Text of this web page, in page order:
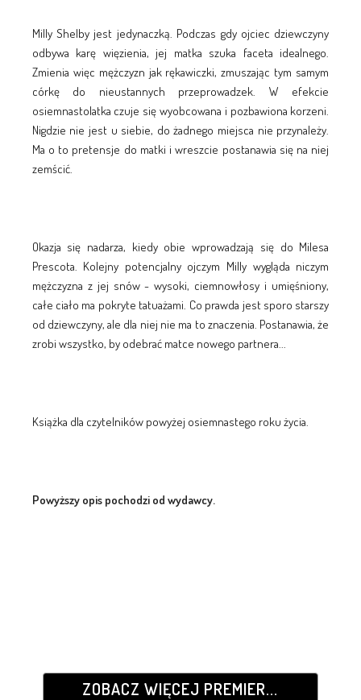
Milly Shelby jest jedynaczką. Podczas gdy ojciec dziewczyny
odbywa karę więzienia, jej matka szuka faceta idealnego.
Zmienia więc mężczyzn jak rękawiczki, zmuszając tym samym
córkę do nieustannych przeprowadzek. W efekcie
osiemnastolatka czuje się wyobcowana i pozbawiona korzeni.
Nigdzie nie jest u siebie, do żadnego miejsca nie przynależy.
Ma o to pretensje do matki i wreszcie postanawia się na niej
zemścić.
Okazja się nadarza, kiedy obie wprowadzają się do Milesa
Prescota. Kolejny potencjalny ojczym Milly wygląda niczym
mężczyzna z jej snów - wysoki, ciemnowłosy i umięśniony,
całe ciało ma pokryte tatuażami. Co prawda jest sporo starszy
od dziewczyny, ale dla niej nie ma to znaczenia. Postanawia, że
zrobi wszystko, by odebrać matce nowego partnera...
Książka dla czytelników powyżej osiemnastego roku życia.
Powyższy opis pochodzi od wydawcy.
ZOBACZ WIĘCEJ PREMIER...